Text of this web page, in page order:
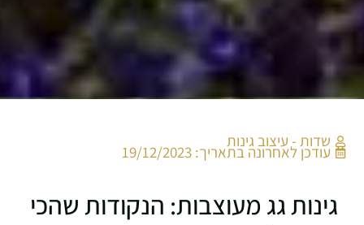
שדות - עיצוב גינות
עודכן לאחרונה בתאריך: 19/12/2023
גינות גג מעוצבות: הנקודות שהכי